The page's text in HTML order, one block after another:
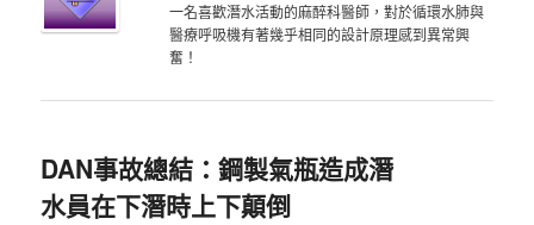
一名喜歡潛水活動的麻醉科醫師，對於循環水肺與
醫療呼吸機有著幾乎相同的設計原理感到異常興
奮！
DAN事故總結：鋼製氣瓶造成潛
水員在下潛時上下顛倒